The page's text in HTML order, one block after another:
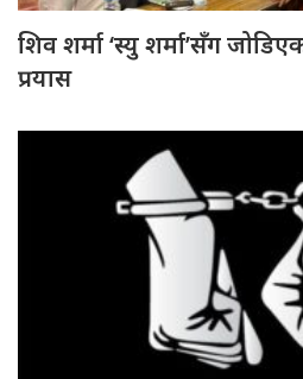
शिव शर्मा ‘स्यु शर्मा’सँग
प्रयास